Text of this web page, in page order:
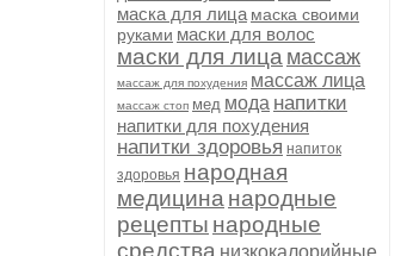
маска для лица маска своими
руками маски для волос
маски для лица массаж
массаж для похудения массаж лица
массаж стоп мед мода напитки
напитки для похудения
напитки здоровья напиток
здоровья народная
медицина народные
рецепты народные
средства низкокалорийные